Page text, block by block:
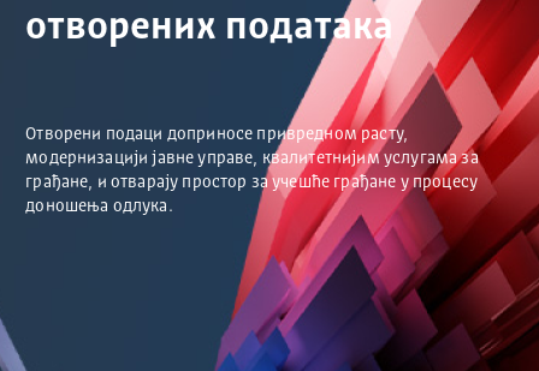
отворених података
Отворени подаци доприносе привредном расту,
модернизацији јавне управе, квалитетнијим услугама за
грађане, и отварају простор за учешће грађане у процесу
доношења одлука.